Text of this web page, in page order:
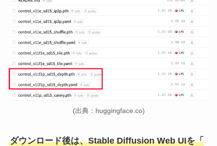
(出典：huggingface.co)
ダウンロード後は、Stable Diffusion Web UIを「